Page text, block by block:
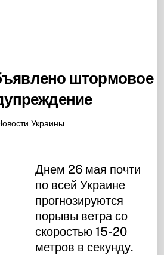
штормовое
Украины
Днем 26 мая почти
по всей Украине
прогнозируются
порывы ветра со
скоростью 15-20
метров в секунду.